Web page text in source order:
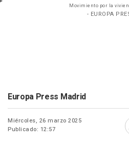
Movimiento por la
- EUROPA
Europa Press Madrid
Miércoles, 26 marzo 2025
Publicado: 12:57